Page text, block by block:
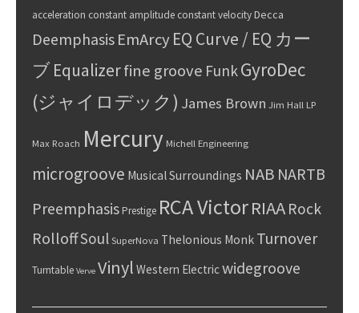
acceleration constant amplitude constant velocityDecca
Deemphasis EmArcyEQ Curve / EQ カー
ブEqualizerfine groove FunkGyroDec
(ジャイロデック) James Brown Jim Hall LP
Max Roach Mercury Michell Engineering
microgroove Musical Surroundings NAB NARTB
PreemphasisPrestige RCA VictorRIAA Rock
RolloffSoul SuperNova Thelonious Monk Turnover
Turntable Verve Vinyl Western Electricwidegroove